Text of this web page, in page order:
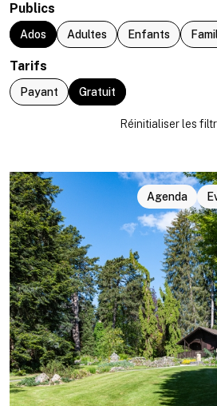
Publics
Ados Adultes Enfants
Tarifs
Payant Gratuit
Agenda